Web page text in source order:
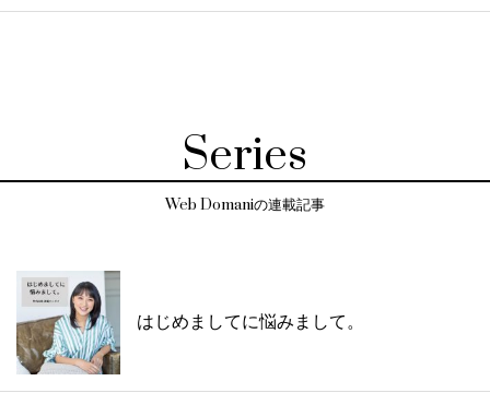
Series
Web Domaniの連載記事
はじめましてに悩みまして。